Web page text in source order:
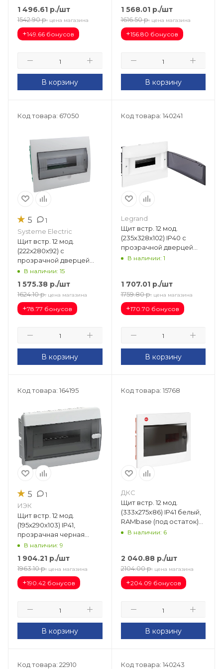
1 496.61 р./шт
1542.90 р. цена магазина
+149.66 бонусов
В корзину
1 568.01р./шт
1616.50 р. цена магазина
+156.80 бонусов
В корзину
Код товара: 67050
★ 5 1
Systeme Electric
Щит встр. 12 мод.
(222х280х92) с
прозрачной дверцей
City9 EZ9E112S2FRU
В наличии: 15
1 575.38 р./шт
1624.10 р. цена магазина
+78.77 бонусов
В корзину
Код товара: 140241
Legrand
Щит встр. 12 мод.
(235х328х102) IP40 с
прозрачной дверцей
Practibox S 135551
В наличии: 1
1 707.01р./шт
1759.80 р. цена магазина
+170.70 бонусов
В корзину
Код товара: 164195
★ 5 1
ИЭК
Щит встр. 12 мод.
(195х290х103) IP41,
прозрачная черная
дверца Tekfor UIC-KP12-
В наличии: 9
1 904.21 р./шт
1963.10 р. цена магазина
+190.42 бонусов
В корзину
Код товара: 15768
ДКС
Щит встр. 12 мод.
(333х275х86) IP41 белый,
RAMbase (под остаток)
81512В наличии: 6
2 040.88р./шт
2104.00 р. цена магазина
+204.09 бонусов
В корзину
Код товара: 22910 Код товара: 140243